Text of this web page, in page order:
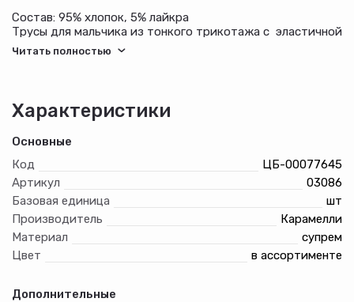
Состав: 95% хлопок, 5% лайкра
Трусы для мальчика из тонкого трикотажа с эластичной
лентой, низ изделия подшит, спереди вставка.
Характеристики
Основные
Код
ЦБ-00077645
Артикул
03086
Базовая единица
шт
Производитель
Карамелли
Материал
супрем
Цвет
в ассортименте
Дополнительные